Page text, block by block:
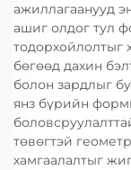
ажиллагаанууд
ашиг олдог тул
тодорхойлолтыг
бөгөөд дахин
болон зардлыг
янз бүрийн
төвөгтэй
хамгаалалтыг